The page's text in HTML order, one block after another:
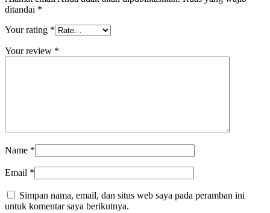
ditandai *
Your rating *
Your review *
Name *
Email *
Simpan nama, email, dan situs web saya pada peramban ini
untuk komentar saya berikutnya.